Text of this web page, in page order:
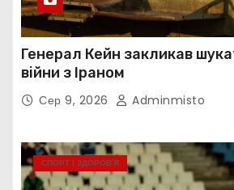
Генерал Кейн закликав
війни з Іраном
Сер 9, 2026 Adminmisto
СПОРТ І ЗДОРОВ’Я